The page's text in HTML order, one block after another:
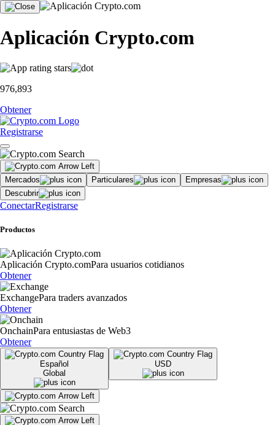
Aplicación Crypto.com
976,893
Obtener
Registrarse
Mercados Particulares
Empresas
Descubrir
ConectarRegistrarse
Productos
Aplicación Crypto.comPara usuarios cotidianos
Obtener
ExchangePara traders avanzados
Obtener
OnchainPara entusiastas de Web3
Obtener
Español
Global
USD